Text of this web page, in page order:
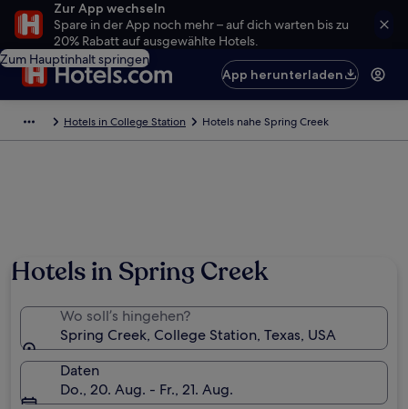
Zur App wechseln
Spare in der App noch mehr – auf dich warten bis zu
20% Rabatt auf ausgewählte Hotels.
Zum Hauptinhalt springen
App herunterladen
Hotels in College Station Hotels nahe Spring Creek
Hotels in Spring Creek
Wo soll’s hingehen?
Spring Creek, College Station, Texas, USA
Daten
Do., 20. Aug. - Fr., 21. Aug.